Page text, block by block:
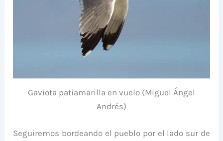
Gaviota patiamarilla en vuelo (Miguel Ángel
Andrés)
Seguiremos bordeando el pueblo por el lado sur de